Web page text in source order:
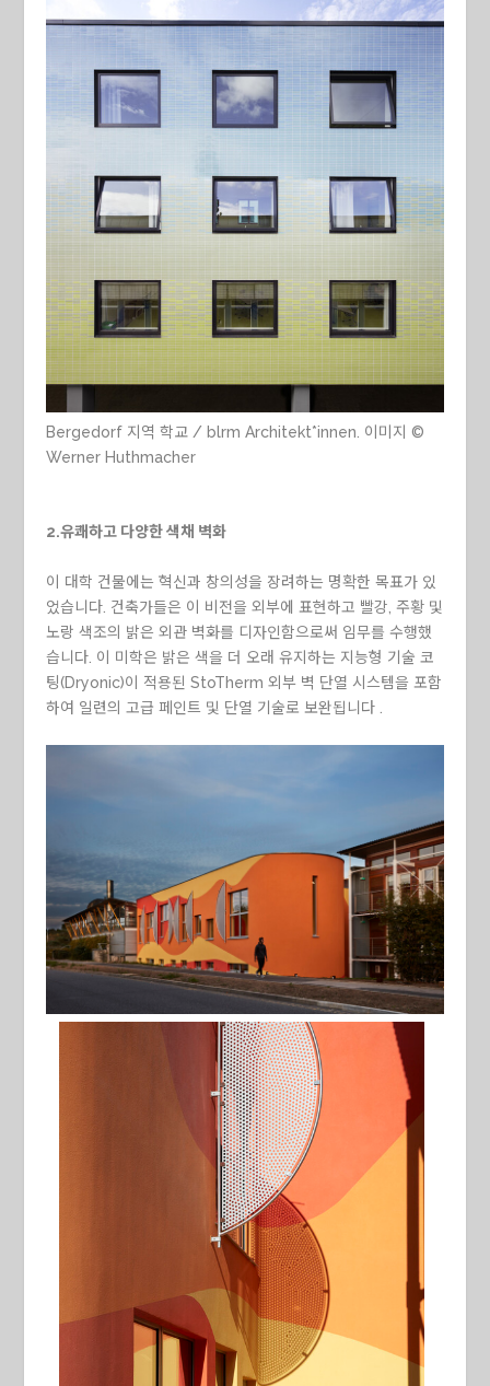
Bergedorf 지역 학교 / blrm Architekt*innen. 이미지 ©
Werner Huthmacher
2.유쾌하고 다양한 색채 벽화
이 대학 건물에는 혁신과 창의성을 장려하는 명확한 목표가 있
었습니다. 건축가들은 이 비전을 외부에 표현하고 빨강, 주황 및
노랑 색조의 밝은 외관 벽화를 디자인함으로써 임무를 수행했
습니다. 이 미학은 밝은 색을 더 오래 유지하는 지능형 기술 코
팅(Dryonic)이 적용된 StoTherm 외부 벽 단열 시스템을 포함
하여 일련의 고급 페인트 및 단열 기술로 보완됩니다 .